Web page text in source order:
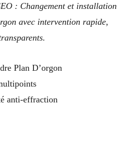
: Changement et installation
avec intervention rapide,
Plan D’orgon
anti-effraction